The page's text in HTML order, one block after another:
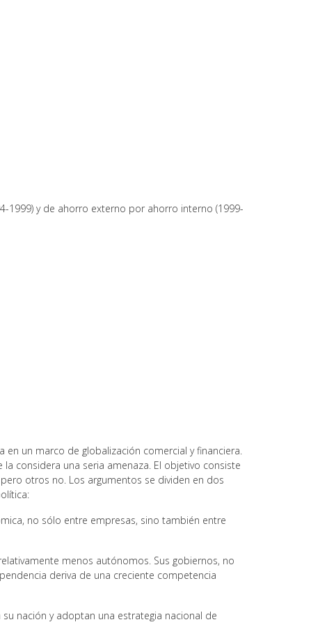
1999) y de ahorro externo por ahorro interno (1999-
un marco de globalización comercial y financiera.
considera una seria amenaza. El objetivo consiste
otros no. Los argumentos se dividen en dos
no sólo entre empresas, sino también entre
menos autónomos. Sus gobiernos, no
deriva de una creciente competencia
nación y adoptan una estrategia nacional de